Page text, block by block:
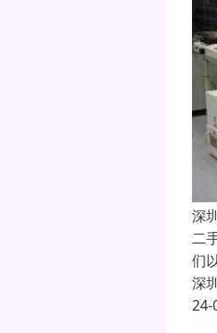
深
二
们
深
24-